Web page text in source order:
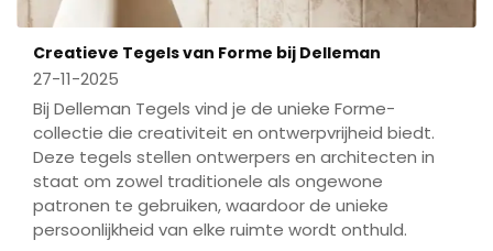
Creatieve Tegels van Forme bij Delleman
27-11-2025
Bij Delleman Tegels vind je de unieke Forme-
collectie die creativiteit en ontwerpvrijheid biedt.
Deze tegels stellen ontwerpers en architecten in
staat om zowel traditionele als ongewone
patronen te gebruiken, waardoor de unieke
persoonlijkheid van elke ruimte wordt onthuld.